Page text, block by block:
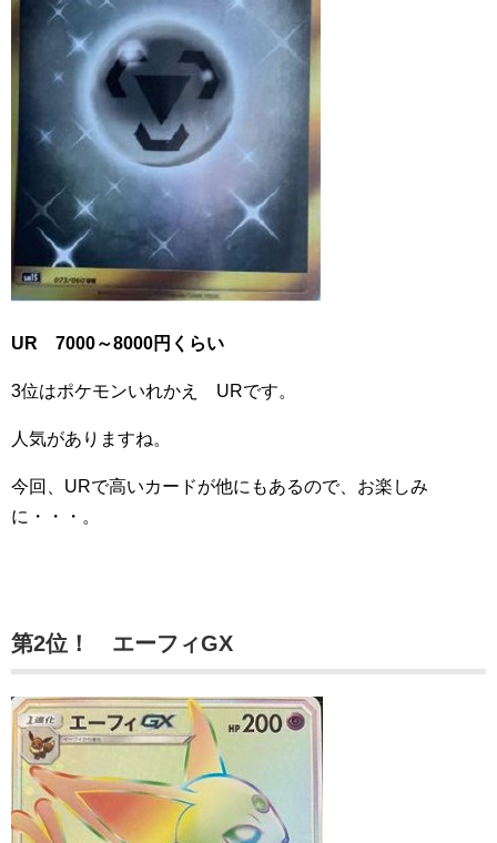
UR 7000～8000円くらい
3位はポケモンいれかえ URです。
人気がありますね。
今回、URで高いカードが他にもあるので、お楽しみ
に・・・。
第2位！ エーフィGX